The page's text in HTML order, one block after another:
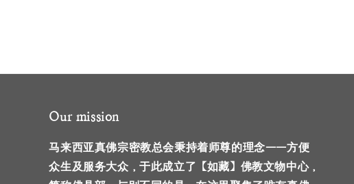
Our mission
马来西亚真佛宗密教总会秉持着师尊的理念——方便
众生及服务大众，于此成立了【如藏】佛教文物中心，